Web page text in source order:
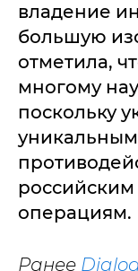
владение
большую
отметила,
многому
поскольку
операциям.
Ранее